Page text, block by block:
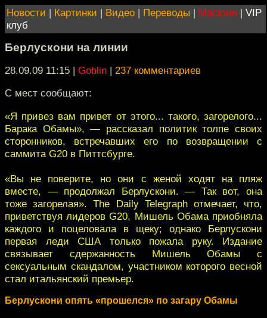
Новости | Картинки | Видео | Переводы | Магазин | VIP
клуб
Берлускони на линии
28.09.09 11:15 | Goblin | 237 комментариев
С мест сообщают:
«Я привез вам привет от этого... такого, загорелого...
Барака Обамы», — рассказал политик толпе своих
сторонников, встречавших его по возвращении с
саммита G20 в Питтсбурге.
«Вы не поверите, но они с женой ходят на пляж
вместе, — продолжал Берлускони. — Так вот, она
тоже загорелая». The Daily Telegraph отмечает, что,
приветствуя лидеров G20, Мишель Обама приобняла
каждого и поцеловала в щеку; однако Берлускони
первая леди США только пожала руку. Издание
связывает сдержанность Мишель Обамы с
сексуальным скандалом, участником которого весной
стал итальянский премьер.
Берлускони опять «прошелся» по загару Обамы